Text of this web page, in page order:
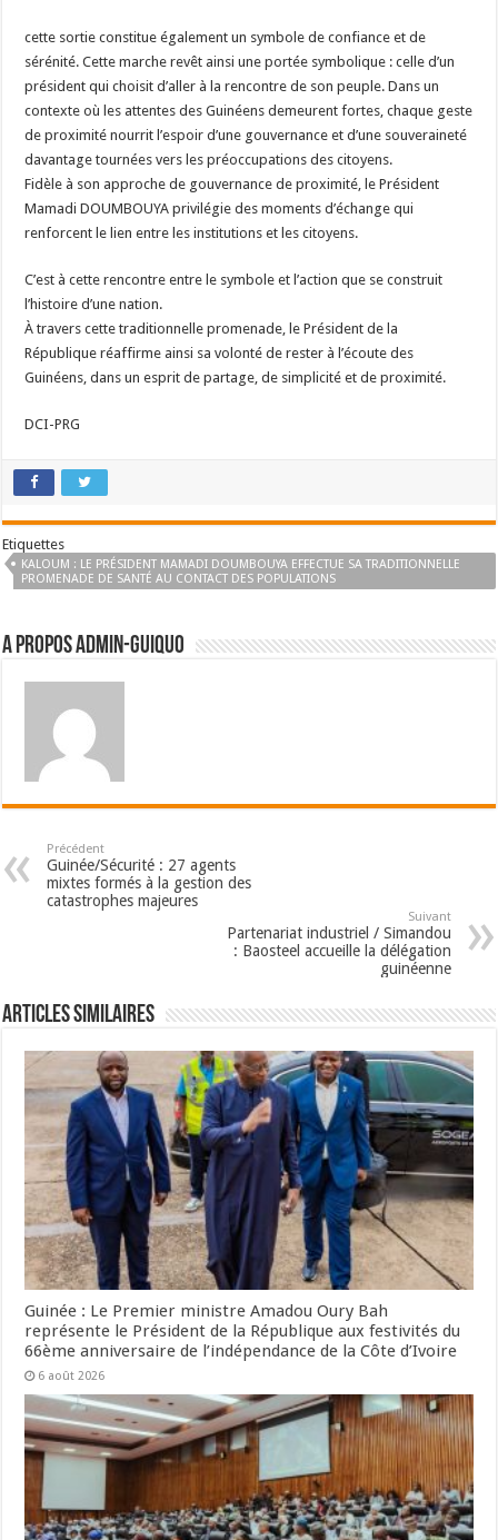
cette sortie constitue également un symbole de confiance et de
sérénité. Cette marche revêt ainsi une portée symbolique : celle d’un
président qui choisit d’aller à la rencontre de son peuple. Dans un
contexte où les attentes des Guinéens demeurent fortes, chaque geste
de proximité nourrit l’espoir d’une gouvernance et d’une souveraineté
davantage tournées vers les préoccupations des citoyens.
Fidèle à son approche de gouvernance de proximité, le Président
Mamadi DOUMBOUYA privilégie des moments d’échange qui
renforcent le lien entre les institutions et les citoyens.
C’est à cette rencontre entre le symbole et l’action que se construit
l’histoire d’une nation.
À travers cette traditionnelle promenade, le Président de la
République réaffirme ainsi sa volonté de rester à l’écoute des
Guinéens, dans un esprit de partage, de simplicité et de proximité.
DCI-PRG
Etiquettes
KALOUM : LE PRÉSIDENT MAMADI DOUMBOUYA EFFECTUE SA TRADITIONNELLE
PROMENADE DE SANTÉ AU CONTACT DES POPULATIONS
A propos admin-guiquo
Précédent
Guinée/Sécurité : 27 agents
mixtes formés à la gestion des
catastrophes majeures
Suivant
Partenariat industriel / Simandou
: Baosteel accueille la délégation
guinéenne
Articles Similaires
Guinée : Le Premier ministre Amadou Oury Bah
représente le Président de la République aux festivités du
66ème anniversaire de l’indépendance de la Côte d’Ivoire
6 août 2026